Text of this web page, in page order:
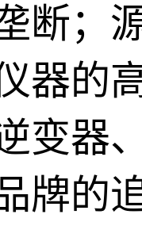
断；
器的
变器
牌的